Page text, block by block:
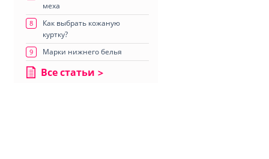
меха
8
Как выбрать кожаную
куртку?
9 Марки нижнего белья
Все статьи